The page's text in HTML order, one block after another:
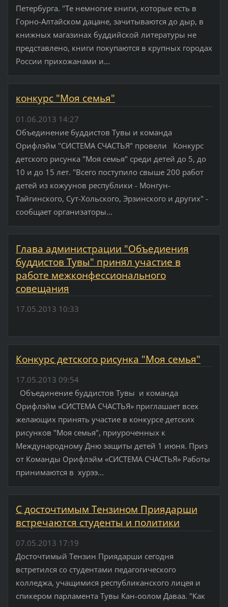
Петербурга. "Те немногие книги, которые есть в
Горно-Алтайском дацане, зачитываются до дыр, в
книжных магазинах буддийской литературы не
представлено, книги покупаются в крупных городах
России прихожанами и...
конкурс "Моя семья"
01.06.2013 14:27
Объединение буддистов Тувы и команда
Орифлэйм "СИСТЕМА СЧАСТЬЯ" провели Конкурс
детского рисунка "Моя семья" среди детей до 5, до
10 и до 15 лет. "Всего поступило свыше 200 работ
детей из кожуунов республики - Монгун-
Тайгинского, Сут-Хольского, Эрзинского и других" -
сообщает организаторы...
Глава администрации "Объедиения
буддистов Тувы" принял участие в
работе межконфессионального
совещания
17.05.2013 10:33
Конкурс детского рисунка "Моя семья"
17.05.2013 09:54
Объединение буддистов Тувы и команда
Орифлэйм «СИСТЕМА СЧАСТЬЯ» приглашает всех
желающих принять участие в конкурсе детских
рисунков "Моя семья", приуроченных к
Международному Дню защиты детей 1 июня. Приз
от Команды Орифлэйм «СИСТЕМА СЧАСТЬЯ» Работы
принимаются в хурээ...
С досточтимым Тензином Приядарши
встречаются студенты и политики
07.05.2013 17:19
Досточтимый Тензин Приядарши сегодня
встретился со студентами педагогического
колледжа, учащимися республиканского лицея и
спикером парламента Тувы Кан-оолом Даваа. "Как